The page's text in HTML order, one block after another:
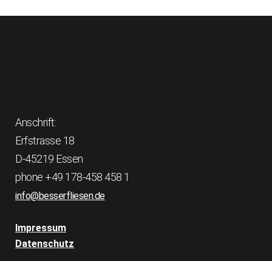
Anschrift:
Erfstrasse 18
D-45219 Essen
phone +49 178-458 458 1
info@besserfliesen.de
Impressum
Datenschutz